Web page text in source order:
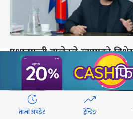
प्रधानमन्त्री बालेनले ल्याएको
समितिबाट जस्ताको तस्तै सदर
ताजा अपडेट ट्रेन्डिङ